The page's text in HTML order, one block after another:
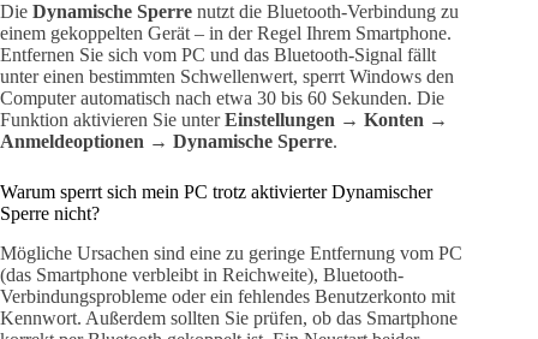
Die Dynamische Sperre nutzt die Bluetooth-Verbindung zu
einem gekoppelten Gerät – in der Regel Ihrem Smartphone.
Entfernen Sie sich vom PC und das Bluetooth-Signal fällt
unter einen bestimmten Schwellenwert, sperrt Windows den
Computer automatisch nach etwa 30 bis 60 Sekunden. Die
Funktion aktivieren Sie unterEinstellungen → Konten →
Anmeldeoptionen → Dynamische Sperre.
Warum sperrt sich mein PC trotz aktivierter Dynamischer
Sperre nicht?
Mögliche Ursachen sind eine zu geringe Entfernung vom PC
(das Smartphone verbleibt in Reichweite), Bluetooth-
Verbindungsprobleme oder ein fehlendes Benutzerkonto mit
Kennwort. Außerdem sollten Sie prüfen, ob das Smartphone